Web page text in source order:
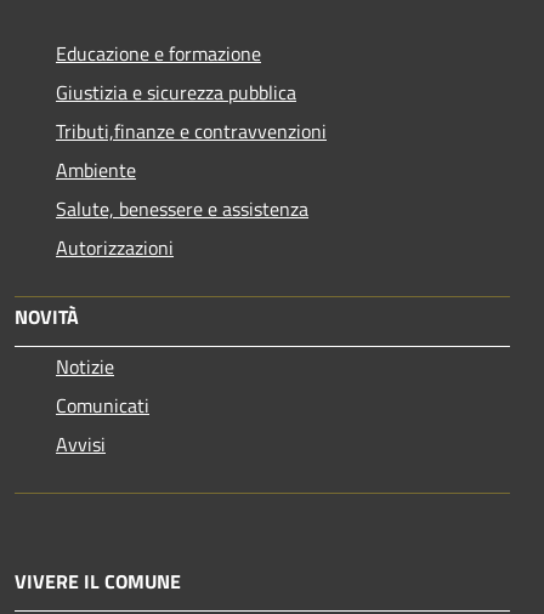
Educazione e formazione
Giustizia e sicurezza pubblica
Tributi,finanze e contravvenzioni
Ambiente
Salute, benessere e assistenza
Autorizzazioni
NOVITÀ
Notizie
Comunicati
Avvisi
VIVERE IL COMUNE